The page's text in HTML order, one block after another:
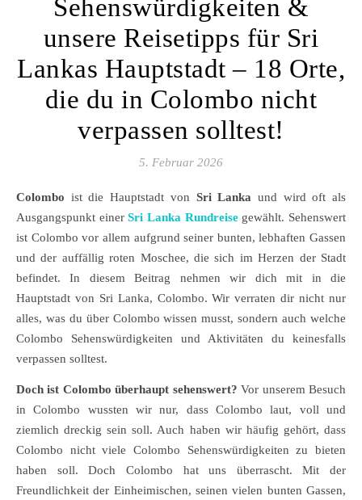
Sehenswürdigkeiten &
unsere Reisetipps für Sri
Lankas Hauptstadt – 18 Orte,
die du in Colombo nicht
verpassen solltest!
5. Februar 2026
Colombo ist die Hauptstadt von Sri Lanka und wird oft als
Ausgangspunkt einerSri Lanka Rundreisegewählt. Sehenswert
ist Colombo vor allem aufgrund seiner bunten, lebhaften Gassen
und der auffällig roten Moschee, die sich im Herzen der Stadt
befindet. In diesem Beitrag nehmen wir dich mit in die
Hauptstadt von Sri Lanka, Colombo. Wir verraten dir nicht nur
alles, was du über Colombo wissen musst, sondern auch welche
Colombo Sehenswürdigkeiten und Aktivitäten du keinesfalls
verpassen solltest.
Doch ist Colombo überhaupt sehenswert?Vor unserem Besuch
in Colombo wussten wir nur, dass Colombo laut, voll und
ziemlich dreckig sein soll. Auch haben wir häufig gehört, dass
Colombo nicht viele Colombo Sehenswürdigkeiten zu bieten
haben soll. Doch Colombo hat uns überrascht. Mit der
Freundlichkeit der Einheimischen, seinen vielen bunten Gassen,